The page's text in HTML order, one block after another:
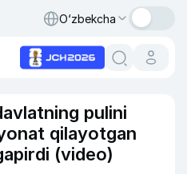
O‘zbekcha
pulini
qilayotgan
(video)